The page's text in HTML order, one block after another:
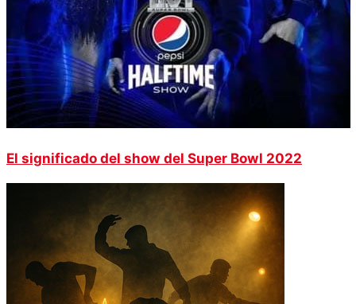
El significado del show del Super Bowl 2022